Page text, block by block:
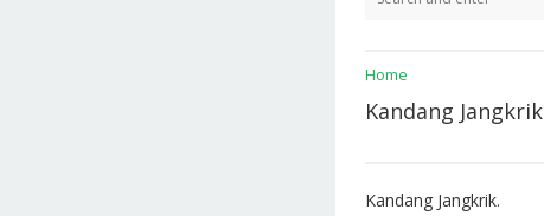
Home
Kandang Jangkrik
Kandang Jangkrik.